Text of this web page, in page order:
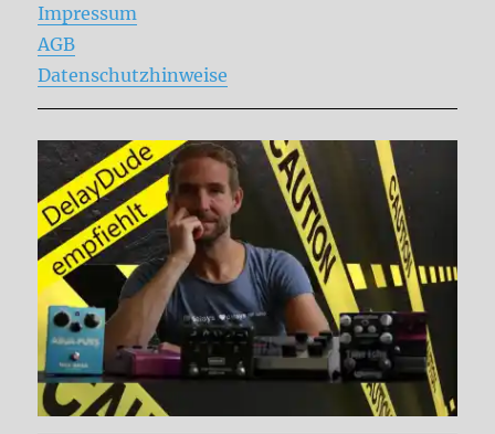
Impressum
AGB
Datenschutzhinweise